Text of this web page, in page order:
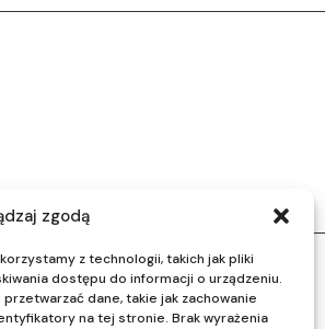
zgodą
z technologii, takich jak pliki
dostępu do informacji o urządzeniu.
dane, takie jak zachowanie
na tej stronie. Brak wyrażenia